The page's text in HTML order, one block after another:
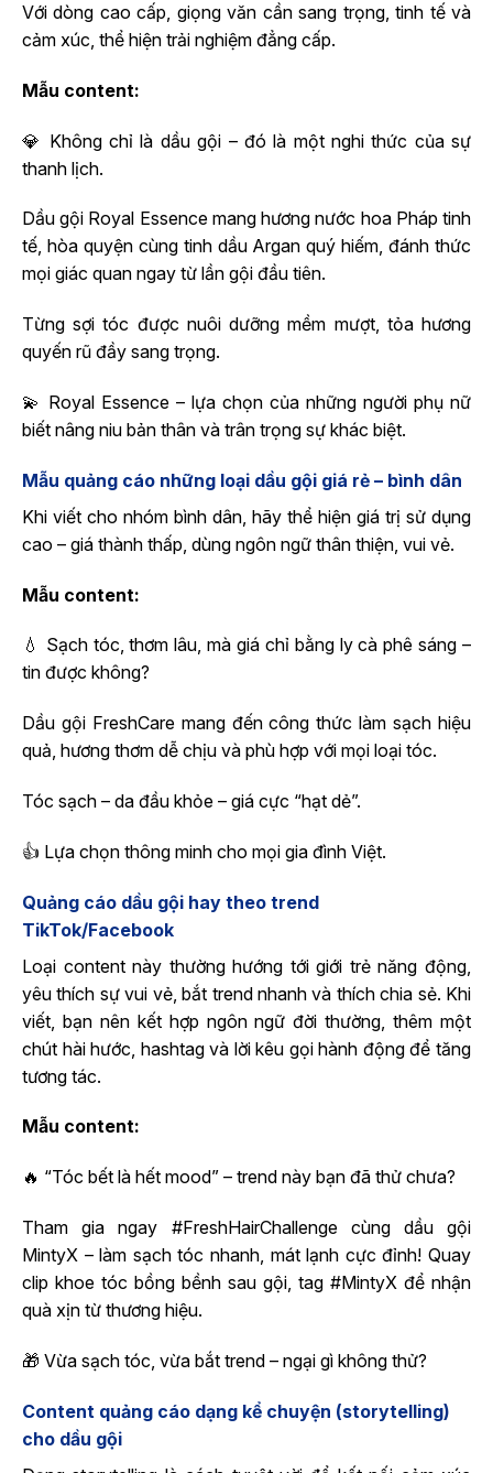
Với dòng cao cấp, giọng văn cần sang trọng, tinh tế và
cảm xúc, thể hiện trải nghiệm đẳng cấp.
Mẫu content:
💎 Không chỉ là dầu gội – đó là một nghi thức của sự
thanh lịch.
Dầu gội Royal Essence mang hương nước hoa Pháp tinh
tế, hòa quyện cùng tinh dầu Argan quý hiếm, đánh thức
mọi giác quan ngay từ lần gội đầu tiên.
Từng sợi tóc được nuôi dưỡng mềm mượt, tỏa hương
quyến rũ đầy sang trọng.
💫 Royal Essence – lựa chọn của những người phụ nữ
biết nâng niu bản thân và trân trọng sự khác biệt.
Mẫu quảng cáo những loại dầu gội giá rẻ – bình dân
Khi viết cho nhóm bình dân, hãy thể hiện giá trị sử dụng
cao – giá thành thấp, dùng ngôn ngữ thân thiện, vui vẻ.
Mẫu content:
💧 Sạch tóc, thơm lâu, mà giá chỉ bằng ly cà phê sáng –
tin được không?
Dầu gội FreshCare mang đến công thức làm sạch hiệu
quả, hương thơm dễ chịu và phù hợp với mọi loại tóc.
Tóc sạch – da đầu khỏe – giá cực “hạt dẻ”.
👍 Lựa chọn thông minh cho mọi gia đình Việt.
Quảng cáo dầu gội hay theo trend
TikTok/Facebook
Loại content này thường hướng tới giới trẻ năng động,
yêu thích sự vui vẻ, bắt trend nhanh và thích chia sẻ. Khi
viết, bạn nên kết hợp ngôn ngữ đời thường, thêm một
chút hài hước, hashtag và lời kêu gọi hành động để tăng
tương tác.
Mẫu content:
🔥 “Tóc bết là hết mood” – trend này bạn đã thử chưa?
Tham gia ngay #FreshHairChallenge cùng dầu gội
MintyX – làm sạch tóc nhanh, mát lạnh cực đỉnh! Quay
clip khoe tóc bồng bềnh sau gội, tag #MintyX để nhận
quà xịn từ thương hiệu.
🎁 Vừa sạch tóc, vừa bắt trend – ngại gì không thử?
Content quảng cáo dạng kể chuyện (storytelling)
cho dầu gội